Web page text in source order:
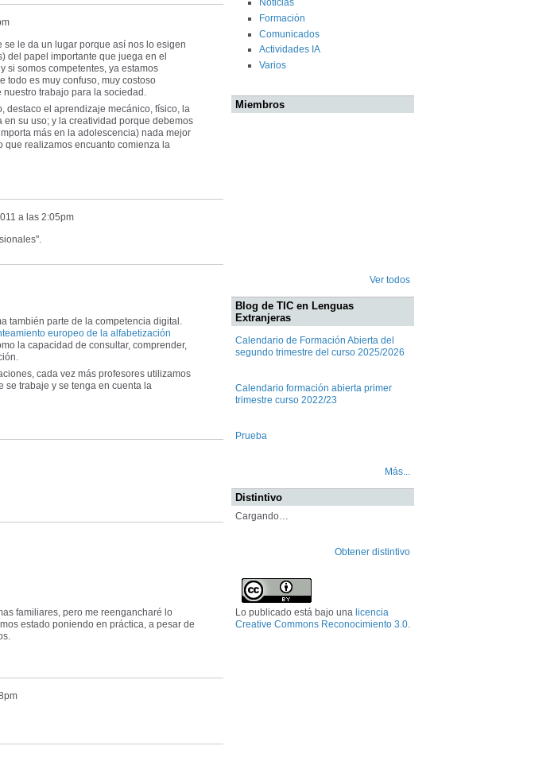
le da un lugar porque así nos lo esigen
del papel importante que juega en el
si somos competentes, ya estamos
todo es muy confuso, muy costoso
trabajo para la sociedad.
destaco el aprendizaje mecánico, físico, la
su uso; y la creatividad porque debemos
más en la adolescencia) nada mejor
que realizamos encuanto comienza la
a las 2:05pm
también parte de la competencia digital.
europeo de la alfabetización
la capacidad de consultar, comprender,
cada vez más profesores utilizamos
se trabaje y se tenga en cuenta la
familiares, pero me reengancharé lo
estado poniendo en práctica, a pesar de
Noticias
Formación
Comunicados
Actividades IA
Varios
Miembros
Ver todos
Blog de TIC en Lenguas
Extranjeras
Calendario de Formación Abierta del
segundo trimestre del curso 2025/2026
Calendario formación abierta primer
trimestre curso 2022/23
Prueba
Más...
Distintivo
Cargando…
Obtener distintivo
Lo publicado está bajo una licencia
Creative Commons Reconocimiento 3.0.